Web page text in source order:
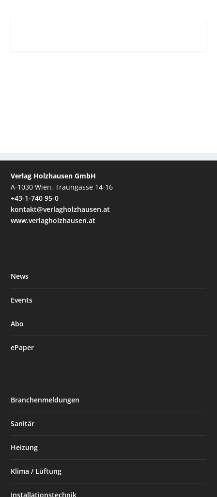
Verlag Holzhausen GmbH
A-1030 Wien, Traungasse 14-16
+43-1-740 95-0
kontakt@verlagholzhausen.at
www.verlagholzhausen.at
News
Events
Abo
ePaper
Branchenmeldungen
Sanitär
Heizung
Klima / Lüftung
Installationstechnik